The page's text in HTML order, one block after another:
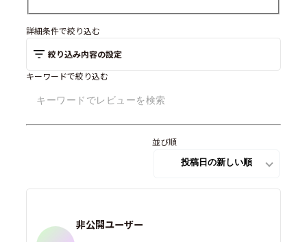
詳細条件で絞り込む
絞り込み内容の設定
キーワードで絞り込む
並び順
非公開ユーザー